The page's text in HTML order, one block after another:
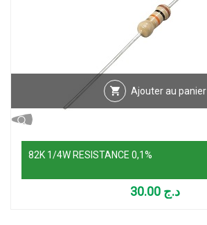
Ajouter au panier
82K 1/4W RESISTANCE 0,1%
د.ج